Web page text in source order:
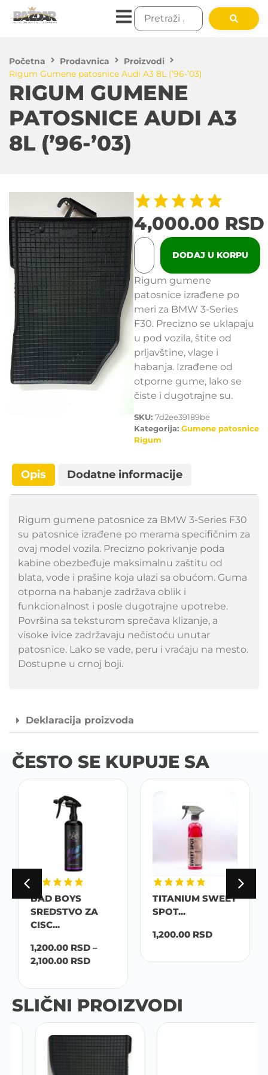
Početna Prodavnica
Proizvodi
Rigum Gumene patosnice Audi A3 8L (’96-’03)
RIGUM GUMENE
PATOSNICE AUDI A3
8L (’96-’03)
4,000.00 RSD
DODAJ U KORPU
Rigum gumene
patosnice izrađene po
meri za BMW 3-Series
F30. Precizno se uklapaju
u pod vozila, štite od
prljavštine, vlage i
habanja. Izrađene od
otporne gume, lako se
čiste i dugotrajne su.
SKU: 7d2ee39189be
Kategorija: Gumene patosnice
Rigum
Opis Dodatne informacije
Rigum gumene patosnice za BMW 3-Series F30
su patosnice izrađene po merama specifičnim za
ovaj model vozila. Precizno pokrivanje poda
kabine obezbeđuje maksimalnu zaštitu od
blata, vode i prašine koja ulazi sa obućom. Guma
otporna na habanje zadržava oblik i
funkcionalnost i posle dugotrajne upotrebe.
Površina sa teksturom sprečava klizanje, a
visoke ivice zadržavaju nečistoću unutar
patosnice. Lako se vade, peru i vraćaju na mesto.
Dostupne u crnoj boji.
Deklaracija proizvoda
ČESTO SE KUPUJE SA
BAD BOYS
SREDSTVO ZA
CISC...
1,200.00 RSD –
2,100.00 RSD
TITANIUM SWEET
SPOT...
1,200.00 RSD
SLIČNI PROIZVODI